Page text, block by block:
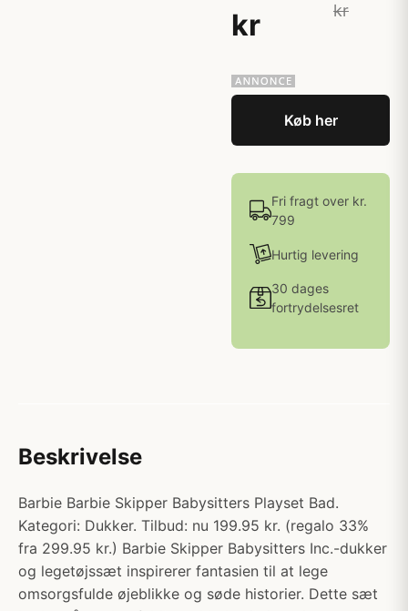
kr
kr
Køb her
Fri fragt over kr.
799
Hurtig levering
30 dages
fortrydelsesret
Beskrivelse
Barbie Barbie Skipper Babysitters Playset Bad.
Kategori: Dukker. Tilbud: nu 199.95 kr. (regalo 33%
fra 299.95 kr.) Barbie Skipper Babysitters Inc.-dukker
og legetøjssæt inspirerer fantasien til at lege
omsorgsfulde øjeblikke og søde historier. Dette sæt